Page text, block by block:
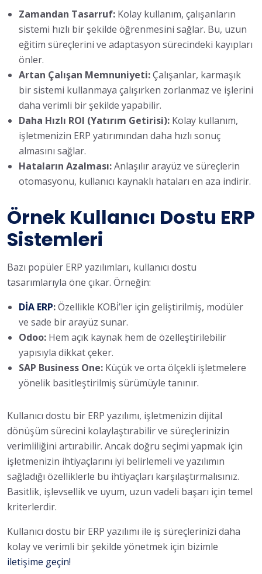
Zamandan Tasarruf: Kolay kullanım, çalışanların
sistemi hızlı bir şekilde öğrenmesini sağlar. Bu, uzun
eğitim süreçlerini ve adaptasyon sürecindeki kayıpları
önler.
Artan Çalışan Memnuniyeti:Çalışanlar, karmaşık
bir sistemi kullanmaya çalışırken zorlanmaz ve işlerini
daha verimli bir şekilde yapabilir.
Daha Hızlı ROI (Yatırım Getirisi): Kolay kullanım,
işletmenizin ERP yatırımından daha hızlı sonuç
almasını sağlar.
Hataların Azalması:Anlaşılır arayüz ve süreçlerin
otomasyonu, kullanıcı kaynaklı hataları en aza indirir.
Örnek Kullanıcı Dostu ERP
Sistemleri
Bazı popüler ERP yazılımları, kullanıcı dostu
tasarımlarıyla öne çıkar. Örneğin:
DİA ERP:Özellikle KOBİ’ler için geliştirilmiş, modüler
ve sade bir arayüz sunar.
Odoo: Hem açık kaynak hem de özelleştirilebilir
yapısıyla dikkat çeker.
SAP Business One: Küçük ve orta ölçekli işletmelere
yönelik basitleştirilmiş sürümüyle tanınır.
Kullanıcı dostu bir ERP yazılımı, işletmenizin dijital
dönüşüm sürecini kolaylaştırabilir ve süreçlerinizin
verimliliğini artırabilir. Ancak doğru seçimi yapmak için
işletmenizin ihtiyaçlarını iyi belirlemeli ve yazılımın
sağladığı özelliklerle bu ihtiyaçları karşılaştırmalısınız.
Basitlik, işlevsellik ve uyum, uzun vadeli başarı için temel
kriterlerdir.
Kullanıcı dostu bir ERP yazılımı ile iş süreçlerinizi daha
kolay ve verimli bir şekilde yönetmek için bizimle
iletişime geçin!